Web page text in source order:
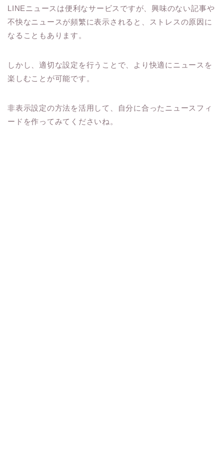
LINEニュースは便利なサービスですが、興味のない記事や
不快なニュースが頻繁に表示されると、ストレスの原因に
なることもあります。
しかし、適切な設定を行うことで、より快適にニュースを
楽しむことが可能です。
非表示設定の方法を活用して、自分に合ったニュースフィ
ードを作ってみてくださいね。